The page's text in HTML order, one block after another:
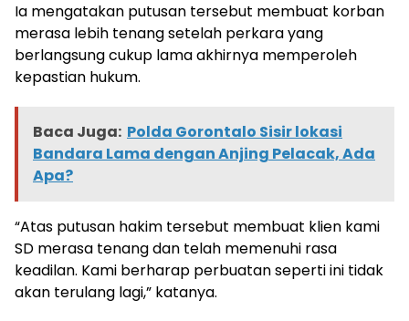
Ia mengatakan putusan tersebut membuat korban
merasa lebih tenang setelah perkara yang
berlangsung cukup lama akhirnya memperoleh
kepastian hukum.
Baca Juga: Polda Gorontalo Sisir lokasi
Bandara Lama dengan Anjing Pelacak, Ada
Apa?
“Atas putusan hakim tersebut membuat klien kami
SD merasa tenang dan telah memenuhi rasa
keadilan. Kami berharap perbuatan seperti ini tidak
akan terulang lagi,” katanya.